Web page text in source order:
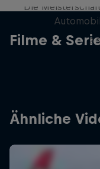
Filme &
Die
2
Ähnliche